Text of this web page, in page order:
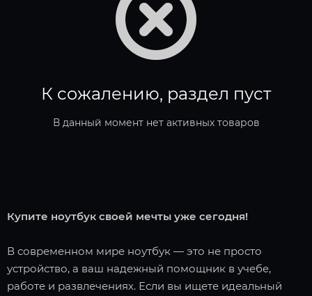
К сожалению, раздел пуст
В данный момент нет активных товаров
Купите ноутбук своей мечты уже сегодня!
В современном мире ноутбук — это не просто
устройство, а ваш надежный помощник в учебе,
работе и развлечениях. Если вы ищете идеальный